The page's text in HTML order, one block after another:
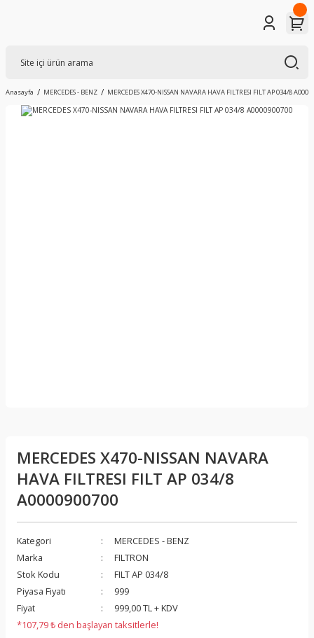
Anasayfa MERCEDES - BENZ MERCEDES X470-NISSAN NAVARA HAVA FILTRESI FILT AP 034/8
MERCEDES X470-NISSAN NAVARA
HAVA FILTRESI FILT AP 034/8
A0000900700
Kategori
MERCEDES - BENZ
Marka
FILTRON
Stok Kodu
FILT AP 034/8
Piyasa Fiyatı
999
Fiyat
999,00 TL + KDV
*107,79 ₺ den başlayan taksitlerle!